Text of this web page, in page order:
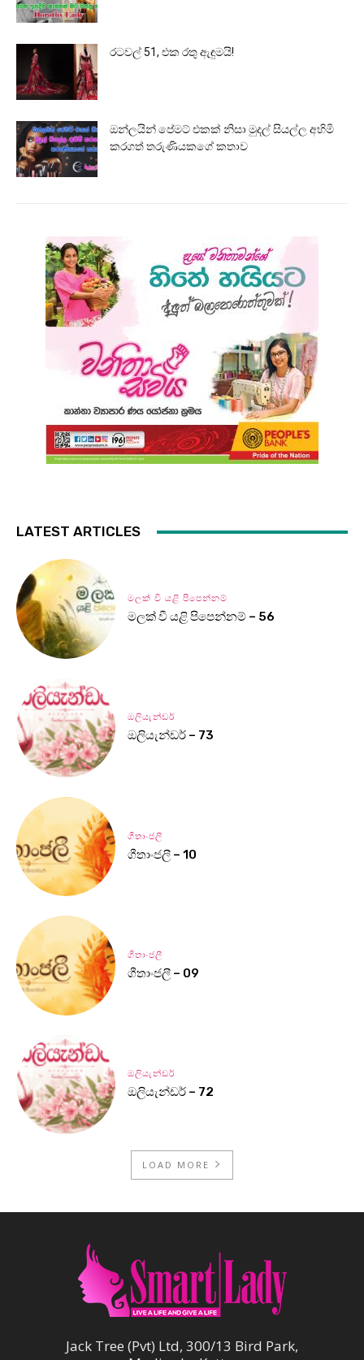
රටවල් 51, එක රතු ඇඳුමයි!
ඔන්ලයින් පේමට් එකක් නිසා මුදල් සියල්ල අහිමි
කරගත් තරුණියකගේ කතාව
LATEST ARTICLES
මලක් වී යළි පිපෙන්නම්
මලක් වී යළි පිපෙන්නම් – 56
ඔලියැන්ඩර්
ඔලියැන්ඩර් – 73
ගීතාංජලී
ගීතාංජලී – 10
ගීතාංජලී
ගීතාංජලී – 09
ඔලියැන්ඩර්
ඔලියැන්ඩර් – 72
LOAD MORE
Jack Tree (Pvt) Ltd, 300/13 Bird Park,